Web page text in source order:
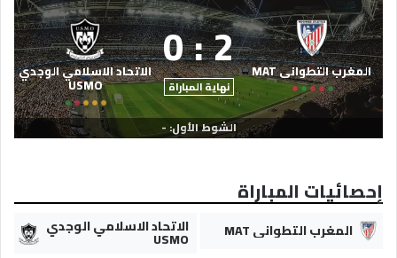
المغرب التطواني MAT 2
:
0
نهاية المباراة
الاتحاد الاسلامي الوجدي
USMO
الشوط الأول: -
إحصائيات المباراة
المغرب التطواني MAT الاتحاد الاسلامي الوجدي
USMO